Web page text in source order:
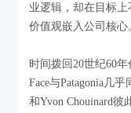
业逻辑，却在目标
价值观嵌入公司核心
时间拨回20世纪60
Face与Patagonia几
和Yvon Chouinard